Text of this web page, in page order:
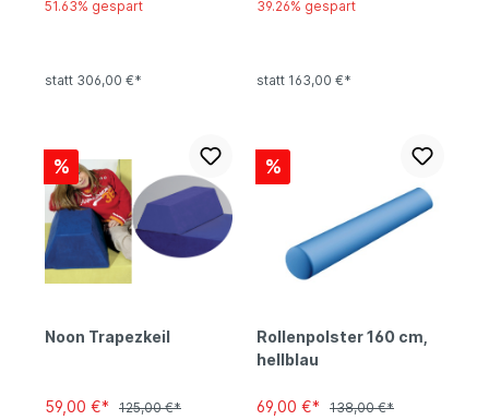
51.63% gespart
statt 306,00 €*
39.26% gespart
statt 163,00 €*
%
Noon Trapezkeil
59,00 €*
125,00 €*
%
Rollenpolster 160 cm,
hellblau
69,00 €*
138,00 €*